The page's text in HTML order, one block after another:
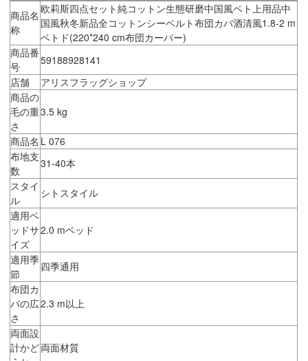
商品名
称
欧莉斯四点セット純コットン生態研磨中国風ベト上用品中
国風秋冬新品全コットンシーベルト布団カバ酒清風1.8-2 m
ベトド(220*240 cm布団カーバー)
商品番
号
59188928141
店舗
アリスフラッグショップ
商品の
毛の重
さ
3.5 kg
商品名 L 076
布地支
数
31-40本
スタイ
ル
シトスタイル
適用ベ
ッドサ
イズ
2.0 mベッド
適用季
節
四季通用
布団カ
バの広
さ
2.3 m以上
両面設
計かど両面材質